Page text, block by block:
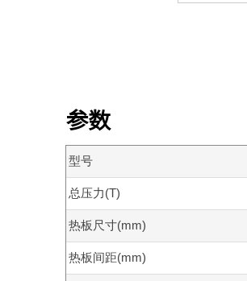
参数
型号
总压力(T)
热板尺寸(mm)
热板间距(mm)